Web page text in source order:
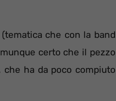
che con la band
certo che il pezzo
ha da poco compiuto